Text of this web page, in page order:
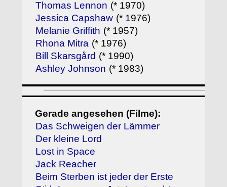
Thomas Lennon (* 1970)
Jessica Capshaw (* 1976)
Melanie Griffith (* 1957)
Rhona Mitra (* 1976)
Bill Skarsgård (* 1990)
Ashley Johnson (* 1983)
Gerade angesehen (Filme):
Das Schweigen der Lämmer
Der kleine Lord
Lost in Space
Jack Reacher
Beim Sterben ist jeder der Erste